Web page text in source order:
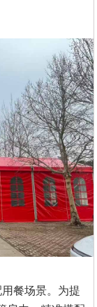
餐场景。为提